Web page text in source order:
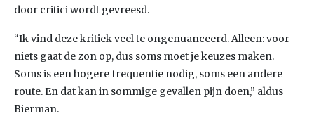
door critici wordt gevreesd.
“Ik vind deze kritiek veel te ongenuanceerd. Alleen: voor
niets gaat de zon op, dus soms moet je keuzes maken.
Soms is een hogere frequentie nodig, soms een andere
route. En dat kan in sommige gevallen pijn doen,” aldus
Bierman.